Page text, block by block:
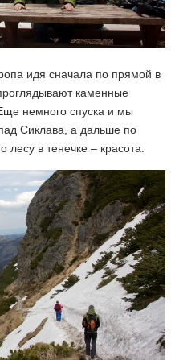
идя сначала по прямой в
каменные
немного спуска и мы
Сиклава, а дальше по
лесу в тенечке – красота.